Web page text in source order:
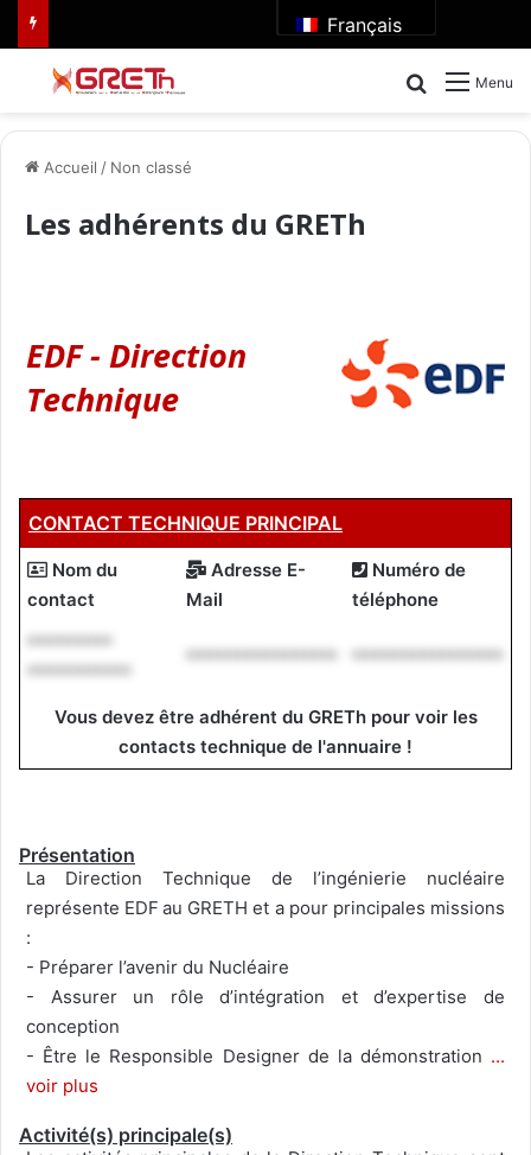
Français
Menu
Rechercher
Accueil / Non classé
Les adhérents du GRETh
EDF - Direction
Technique
CONTACT TECHNIQUE PRINCIPAL
Nom du
contact
Adresse E-
Mail
Numéro de
téléphone
*********
***********
**************** ****************
Vous devez être adhérent du GRETh pour voir les
contacts technique de l'annuaire !
Présentation
La Direction Technique de l’ingénierie nucléaire
représente EDF au GRETH et a pour principales missions
:
- Préparer l’avenir du Nucléaire
- Assurer un rôle d’intégration et d’expertise de
conception
- Être le Responsible Designer de la démonstration ...
voir plus
Activité(s) principale(s)